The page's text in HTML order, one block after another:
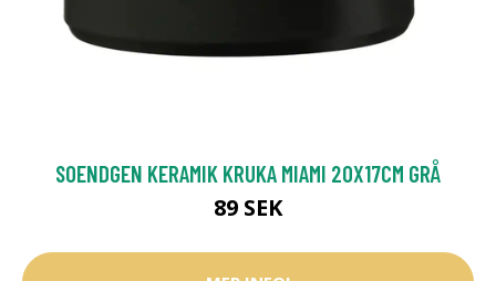
SOENDGEN KERAMIK KRUKA MIAMI 20X17CM GRÅ
89 SEK